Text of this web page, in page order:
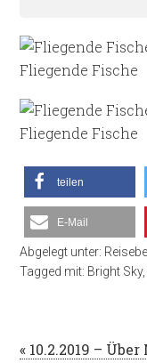
Fliegende Fische
Fliegende Fische
teilen
E-Mail
Abgelegt unter:
Tagged mit: Bright Sky,
« 10.2.2019 –